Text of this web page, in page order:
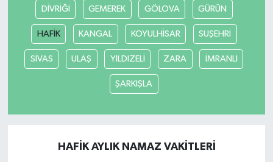
DİVRİĞİ GEMEREK GÖLOVA GÜRÜN
HAFİK KANGAL KOYULHİSAR SUŞEHRİ
SİVAS ULAŞ YILDIZELİ ZARA İMRANLI
ŞARKIŞLA
HAFİK AYLIK NAMAZ VAKITLERI